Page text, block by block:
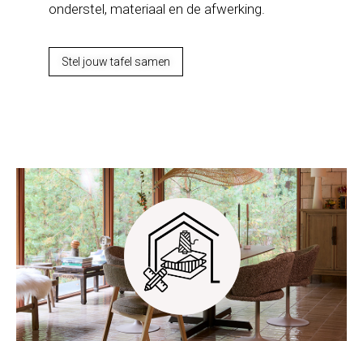
onderstel, materiaal en de afwerking.
Stel jouw tafel samen